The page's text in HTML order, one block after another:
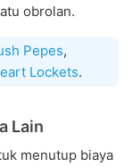
obrolan.
Pepes,
Lockets.
Lain
menutup biaya